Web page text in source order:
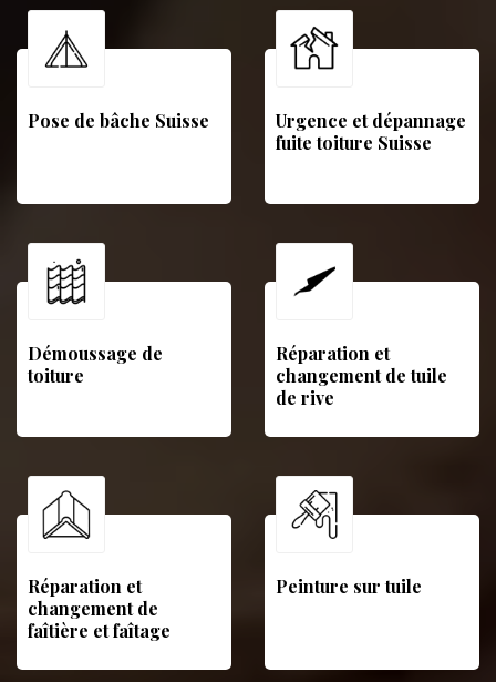
Pose de bâche Suisse
Urgence et dépannage
fuite toiture Suisse
Démoussage de
toiture
Réparation et
changement de tuile
de rive
Réparation et
changement de
faîtière et faîtage
Peinture sur tuile